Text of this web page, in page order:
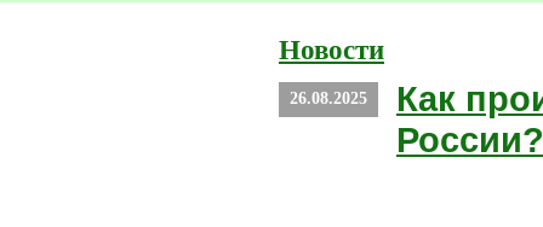
Новости
26.08.2025
Как
России?